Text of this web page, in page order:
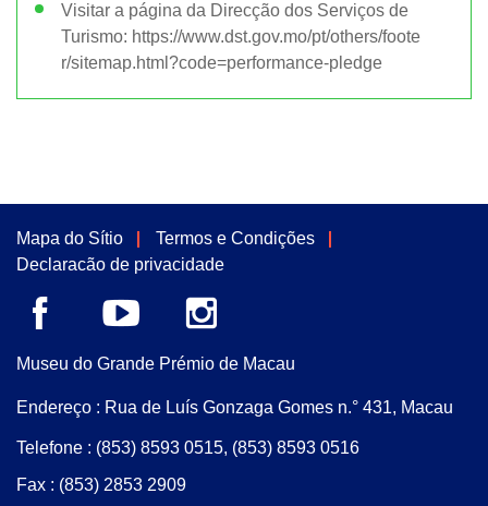
Visitar a página da Direcção dos Serviços de
Turismo: https://www.dst.gov.mo/pt/others/foote
r/sitemap.html?code=performance-pledge
Mapa do Sítio
Termos e Condições
Declaracão de privacidade
Museu do Grande Prémio de Macau
Endereço : Rua de Luís Gonzaga Gomes n.° 431, Macau
Telefone : (853) 8593 0515, (853) 8593 0516
Fax : (853) 2853 2909